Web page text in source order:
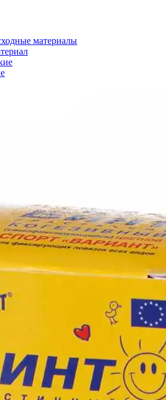
материалы